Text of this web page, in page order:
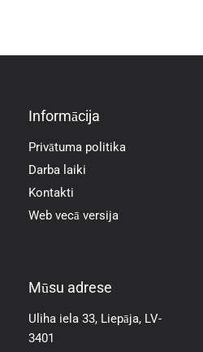
Informācija
Privātuma politika
Darba laiki
Kontakti
Web vecā versija
Mūsu adrese
Uliha iela 33, Liepāja, LV-
3401